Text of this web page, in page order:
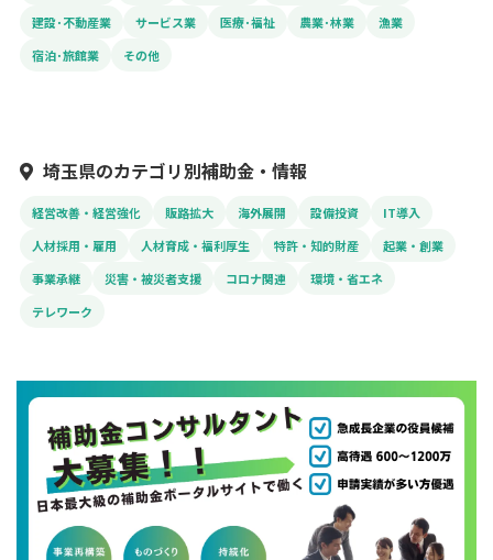
建設･不動産業
サービス業 医療･福祉 農業･林業
漁業
宿泊･旅館業
その他
埼玉県のカテゴリ別補助金・情報
経営改善・経営強化 販路拡大 海外展開 設備投資
IT導入
人材採用・雇用
人材育成・福利厚生 特許・知的財産
起業・創業
事業承継
災害・被災者支援 コロナ関連
環境・省エネ
テレワーク